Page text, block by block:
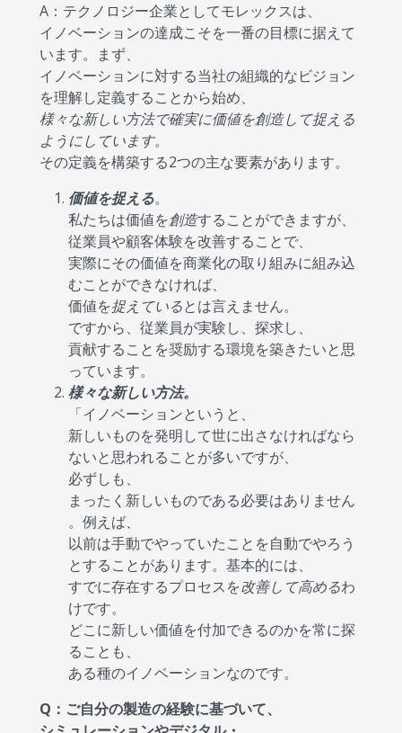
A：テクノロジー企業としてモレックスは、
イノベーションの達成こそを一番の目標に据えて
います。まず、
イノベーションに対する当社の組織的なビジョン
を理解し定義することから始め、
様々な新しい方法で確実に価値を創造して捉える
ようにしています。
その定義を構築する2つの主な要素があります。
価値を捉える。
私たちは価値を創造することができますが、
従業員や顧客体験を改善することで、
実際にその価値を商業化の取り組みに組み込
むことができなければ、
価値を捉えているとは言えません。
ですから、従業員が実験し、探求し、
貢献することを奨励する環境を築きたいと思
っています。
様々な新しい方法。
「イノベーションというと、
新しいものを発明して世に出さなければなら
ないと思われることが多いですが、
必ずしも、
まったく新しいものである必要はありません
。例えば、
以前は手動でやっていたことを自動でやろう
とすることがあります。基本的には、
すでに存在するプロセスを改善して高めるわ
けです。
どこに新しい価値を付加できるのかを常に探
ることも、
ある種のイノベーションなのです。
Q：ご自分の製造の経験に基づいて、